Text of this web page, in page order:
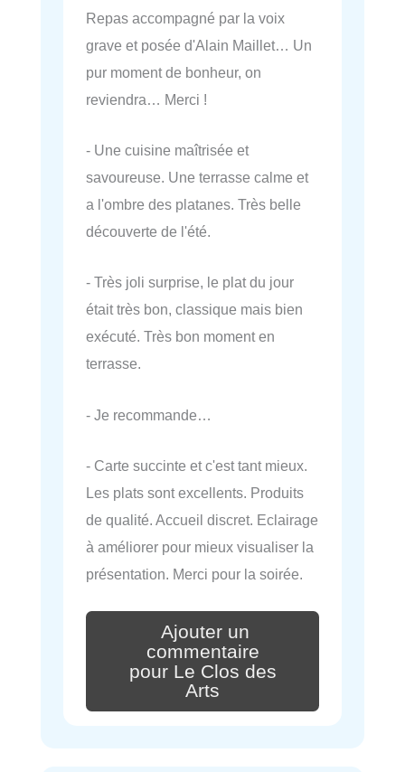
Repas accompagné par la voix
grave et posée d'Alain Maillet… Un
pur moment de bonheur, on
reviendra… Merci !
- Une cuisine maîtrisée et
savoureuse. Une terrasse calme et
a l'ombre des platanes. Très belle
découverte de l'été.
- Très joli surprise, le plat du jour
était très bon, classique mais bien
exécuté. Très bon moment en
terrasse.
- Je recommande…
- Carte succinte et c'est tant mieux.
Les plats sont excellents. Produits
de qualité. Accueil discret. Eclairage
à améliorer pour mieux visualiser la
présentation. Merci pour la soirée.
Ajouter un
commentaire
pour Le Clos des
Arts